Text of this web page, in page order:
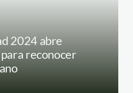
2024 abre
reconocer